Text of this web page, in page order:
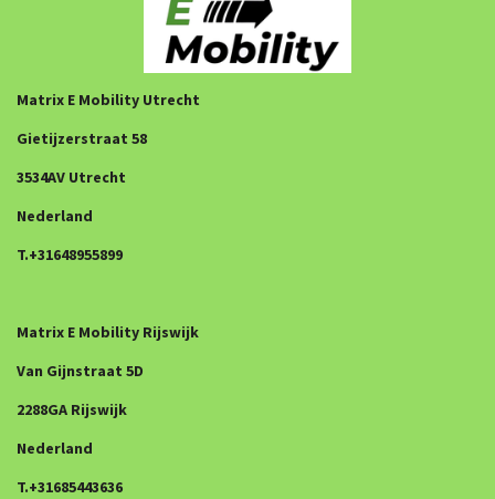
Matrix E Mobility Utrecht
Gietijzerstraat 58
3534AV Utrecht
Nederland
T.+31648955899
Matrix E Mobility Rijswijk
Van Gijnstraat 5D
2288GA Rijswijk
Nederland
T.+31685443636